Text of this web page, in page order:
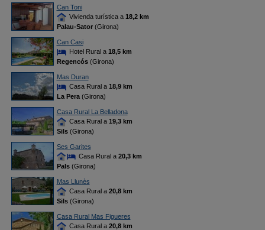
Can Toni
Vivienda turística a 18,2 km
Palau-Sator(Girona)
Can Casi
Hotel Rural a 18,5 km
Regencós(Girona)
Mas Duran
Casa Rural a 18,9 km
La Pera(Girona)
Casa Rural La Belladona
Casa Rural a 19,3 km
Sils(Girona)
Ses Garites
Casa Rural a 20,3 km
Pals(Girona)
Mas Llunès
Casa Rural a 20,8 km
Sils(Girona)
Casa Rural Mas Figueres
Casa Rural a 20,8 km